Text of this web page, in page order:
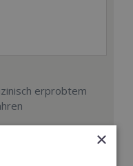
erprobtem
×